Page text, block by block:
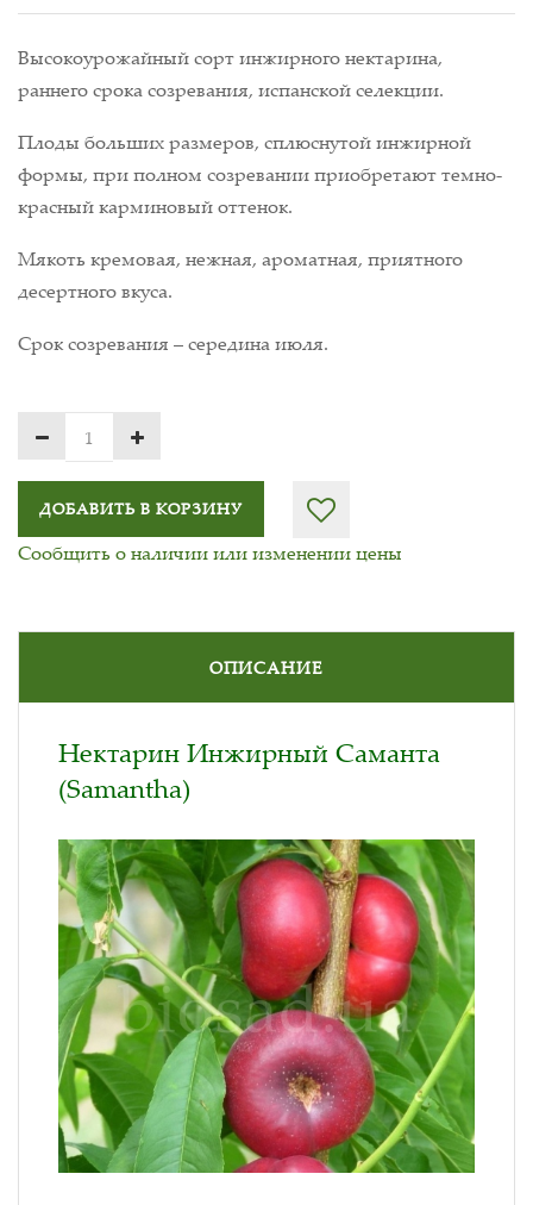
Высокоурожайный сорт инжирного нектарина,
раннего срока созревания, испанской селекции.
Плоды больших размеров, сплюснутой инжирной
формы, при полном созревании приобретают темно-
красный карминовый оттенок.
Мякоть кремовая, нежная, ароматная, приятного
десертного вкуса.
Срок созревания – середина июля.
ДОБАВИТЬ В КОРЗИНУ
Сообщить о наличии или изменении цены
ОПИСАНИЕ
Нектарин Инжирный Саманта
(Samantha)